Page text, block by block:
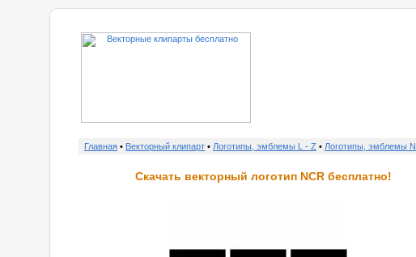
Главная • Векторный клипарт • Логотипы, эмблемы L - Z • Логотипы, эмблемы N
Скачать векторный логотип NCR бесплатно!